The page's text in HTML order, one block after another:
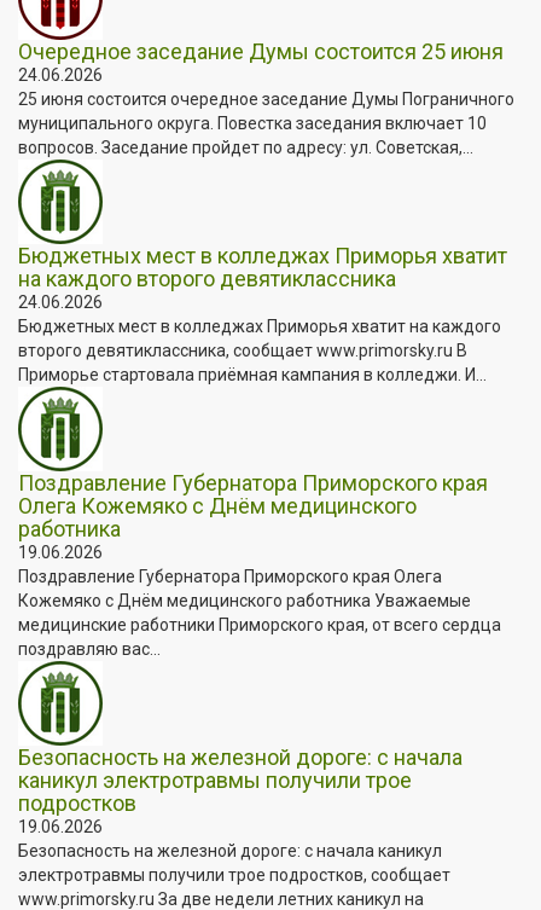
Очередное заседание Думы состоится 25 июня
24.06.2026
25 июня состоится очередное заседание Думы Пограничного
муниципального округа. Повестка заседания включает 10
вопросов. Заседание пройдет по адресу: ул. Советская,...
Бюджетных мест в колледжах Приморья хватит
на каждого второго девятиклассника
24.06.2026
Бюджетных мест в колледжах Приморья хватит на каждого
второго девятиклассника, сообщает www.primorsky.ru В
Приморье стартовала приёмная кампания в колледжи. И...
Поздравление Губернатора Приморского края
Олега Кожемяко с Днём медицинского
работника
19.06.2026
Поздравление Губернатора Приморского края Олега
Кожемяко с Днём медицинского работника Уважаемые
медицинские работники Приморского края, от всего сердца
поздравляю вас...
Безопасность на железной дороге: с начала
каникул электротравмы получили трое
подростков
19.06.2026
Безопасность на железной дороге: с начала каникул
электротравмы получили трое подростков, сообщает
www.primorsky.ru За две недели летних каникул на